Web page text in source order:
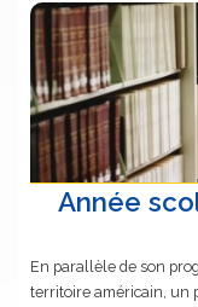
Année
En parallèle de son
territoire américain, un